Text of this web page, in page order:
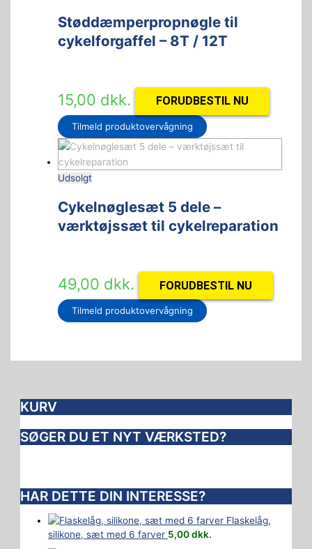
Støddæmperpropnøgle til
cykelforgaffel – 8T / 12T
15,00 dkk. FORUDBESTIL NU
Tilmeld produktovervågning
Udsolgt
Cykelnøglesæt 5 dele –
værktøjssæt til cykelreparation
49,00 dkk. FORUDBESTIL NU
Tilmeld produktovervågning
KURV
SØGER DU ET NYT VÆRKSTED?
HAR DETTE DIN INTERESSE?
Flaskelåg,
silikone, sæt med 6 farver 5,00dkk.